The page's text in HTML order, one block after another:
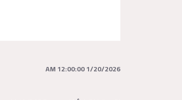
1/20/2026 12:00:00 AM